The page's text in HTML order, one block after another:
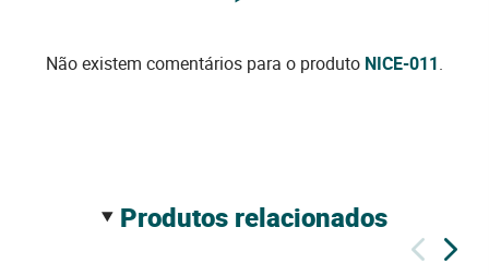
Não existem comentários para o produto NICE-011.
produtos relacionados